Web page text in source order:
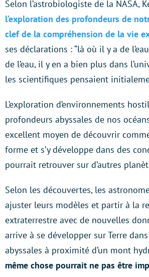
Selon l’astrobiologiste de la NASA,
l’exploration des profondeurs de
clef de la compréhension de la vie
ses déclarations : “là où il y a de
de l’eau, il y en a bien plus dans
les scientifiques pensaient
L’exploration d’environnements
profondeurs abyssales de nos
excellent moyen de découvrir
forme et s’y développe dans des
pourrait retrouver sur d’autres
Selon les découvertes, les
ajuster leurs modèles et partir à la
extraterrestre avec de nouvelles
arrive à se développer sur Terre
abyssales à proximité d’un mont
même chose pourrait ne pas être